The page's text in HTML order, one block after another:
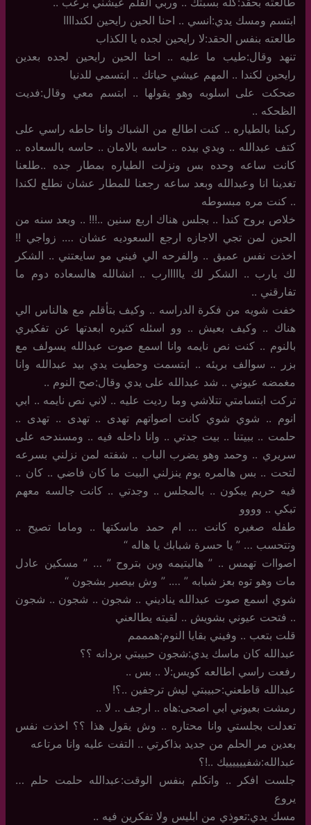
ابتسم ومسك يدي:انسي .. احنا الحين رايحين لكنداااا
طالعته بنفس الحقد:لا رايحين لجده يا الكذاب
تنهد وقال:طيب ما عليه .. احنا الحين رايحين لجده بعدين
رايحين لكندا .. المهم عيشي حياتك .. ابتسمي للدنيا
ضحكت على اسلوبه وهو يقولها .. ابتسم معي وقال:فديت
الظحكه ..
ركبنا بالطياره .. كنت اطالع من الشباك وانا حاطه راسي على
كتف عبدالله .. ويدي بيده .. حاسه بالامان .. حاسه بالسعاده ..
كانت ساعه وحده بس ونزلت الطياره بمطار جده ..طلعنا
تغدينا انا وعبدالله وبعد ساعه رجعنا للمطار عشان نطلع لكندا
.. كنت مره مبسوطه
خلاص بروح كندا .. بجلس هناك اربع سنين ..!!! .. وبعد سنه من
الحين لمن تجي الاجازه ارجع السعوديه عشان …. زواجي !!
اخذت نفس عميق .. والفرحه الي فيني مو سايعتني .. الشكر
لك يارب .. الشكر لك يااااارب .. انشالله هالسعاده دوم ما
تفارقني ..
خفت شويه من فكرة الدراسه .. وكيف بتأقلم مع هالناس الي
هناك .. وكيف بعيش .. وو اسئله كثيره ابعدتها عن تفكيري
بالنوم .. كنت نص نايمه وانا اسمع صوت عبدالله يسولف مع
بزر .. سوالف بريئه .. ابتسمت وحطيت يدي بيد عبدالله وانا
مغمضه عيوني .. شد عبدالله على يدي وقال:صح النوم ..
تركت ابتسامتي تتلاشي وما رديت عليه .. لاني نص نايمه .. ابي
انوم .. شوي شوي كانت اصواتهم تهدى .. تهدى .. تهدى ..
حلمت .. ببيتنا .. بيت جدتي .. وانا داخله فيه .. ومسندحه على
سريري .. وحمد وهو يضرب الباب .. شفته لمن نزلني بسرعه
لتحت .. بس هالمره يوم ينزلني البيت ما كان فاضي .. كان ..
فيه حريم يبكون .. بالمجلس .. وجدتي .. كانت جالسه معهم
تبكي .. وووو
طفله صغيره كانت … ام حمد ماسكتها .. وماما تصيح ..
وتتحسب … ” يا حسرة شبابك يا هاله “
اصواات تهمس .. ” هاليتيمه وين بتروح ” … ” مسكين عادل
مات وهو توه بعز شبابه ” …. ” وش بيصير بشجون “
شوي اسمع صوت عبدالله يناديني .. شجون .. شجون .. شجون
.. فتحت عيوني بشويش .. لقيته يطالعني
قلت بتعب .. وفيني بقايا النوم:همممم
عبدالله كان ماسك يدي:شجون حبيبتي بردانه ؟؟
رفعت راسي اطالعه كويس:لا .. بس ..
عبدالله قاطعني:حبيبتي ليش ترجفين ..؟!
رمشت بعيوني ابي اصحى:هاه .. ارجف .. لا ..
تعدلت بجلستي وانا محتاره .. وش يقول هذا ؟؟ اخذت نفس
بعدين مر الحلم من جديد بذاكرتي .. التفت عليه وانا مرتاعه
عبدالله:شفييييييك ..!؟
جلست افكر .. واتكلم بنفس الوقت:عبدالله حلمت حلم …
يروع
مسك يدي:تعوذي من ابليس ولا تفكرين فيه ..